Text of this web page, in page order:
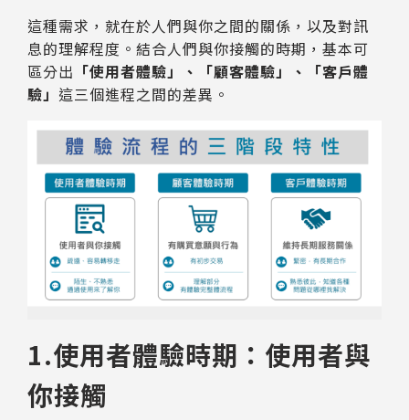
這種需求，就在於人們與你之間的關係，以及對訊
息的理解程度。結合人們與你接觸的時期，基本可
區分出 「使用者體驗」、「顧客體驗」、「客戶體
驗」 這三個進程之間的差異。
1.使用者體驗時期：使用者與
你接觸